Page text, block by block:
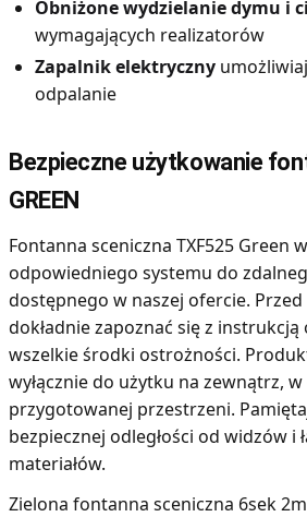
Obniżone wydzielanie dymu i
wymagających realizatorów
Zapalnik elektryczny
odpalanie
Bezpieczne użytkowanie
GREEN
Fontanna sceniczna TXF525 Green
odpowiedniego systemu do
dostępnego w naszej ofercie.
dokładnie zapoznać się z instrukcją
wszelkie środki ostrożności.
wyłącznie do użytku na zewnątrz,
przygotowanej przestrzeni.
bezpiecznej odległości od widzów i
materiałów.
Zielona fontanna sceniczna 6sek